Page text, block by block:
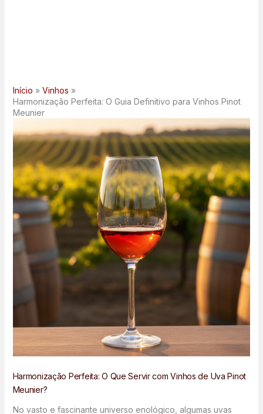
Início
Vinhos
Harmonização Perfeita: O Guia Definitivo para Vinhos Pinot
Meunier
Harmonização Perfeita: O Que Servir com Vinhos de Uva Pinot
Meunier?
No vasto e fascinante universo enológico, algumas uvas